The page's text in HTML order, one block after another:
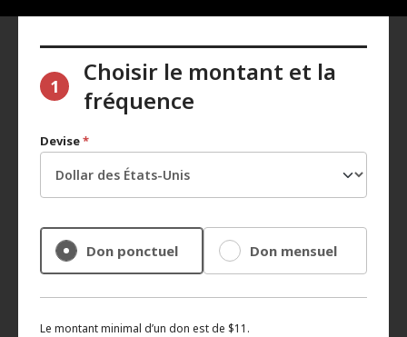
1
Choisir le montant et la
fréquence
Devise*
Don ponctuel Don mensuel
Le montant minimal d’un don est de $11.